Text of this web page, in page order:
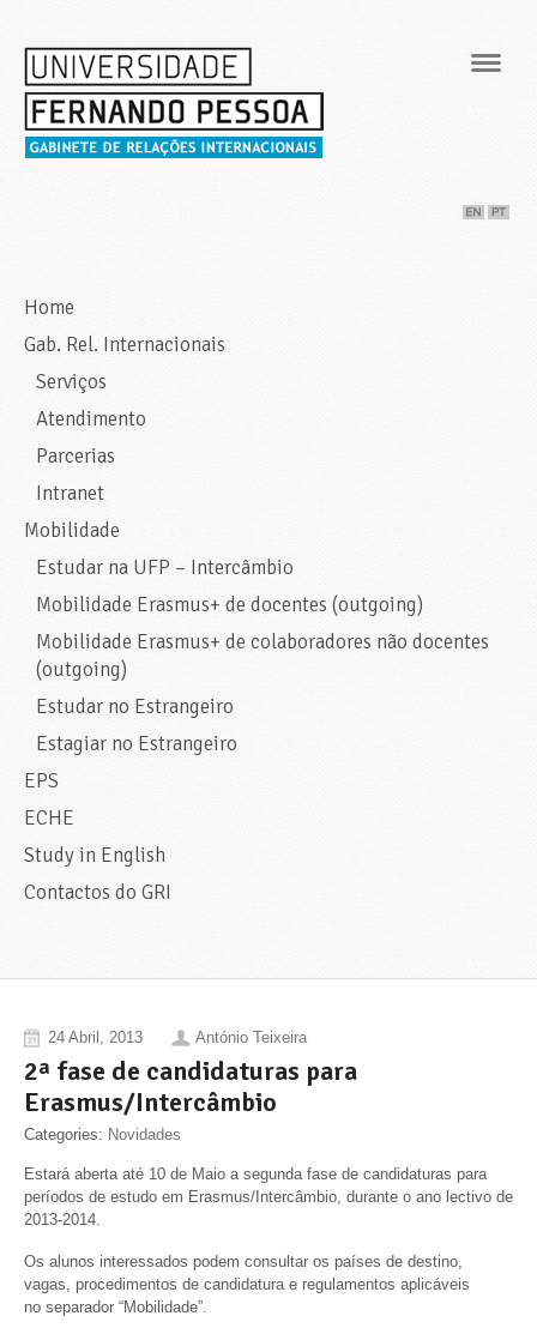
Home
Gab. Rel. Internacionais
Serviços
Atendimento
Parcerias
Intranet
Mobilidade
Estudar na UFP – Intercâmbio
Mobilidade Erasmus+ de docentes (outgoing)
Mobilidade Erasmus+ de colaboradores não docentes
(outgoing)
Estudar no Estrangeiro
Estagiar no Estrangeiro
EPS
ECHE
Study in English
Contactos do GRI
24 Abril, 2013 António Teixeira
2ª fase de candidaturas para
Erasmus/Intercâmbio
Categories: Novidades
Estará aberta até 10 de Maio a segunda fase de candidaturas para
períodos de estudo em Erasmus/Intercâmbio, durante o ano lectivo de
2013-2014.
Os alunos interessados podem consultar os países de destino,
vagas, procedimentos de candidatura e regulamentos aplicáveis
no separador “Mobilidade”.